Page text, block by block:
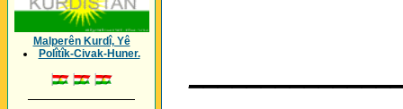
Malperên Kurdî, Yê
Polîtîk-Civak-Huner.